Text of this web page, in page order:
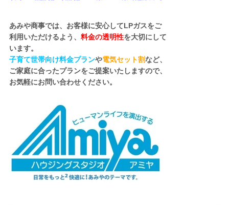
あみや商事では、お客様に安心してLPガスをご
利用いただけるよう、 料金の透明性を大切にして
います。
子育て世帯向け料金プランや電気セット割など、
ご家庭に合ったプランをご提案いたしますので、
お気軽にお問い合わせください。